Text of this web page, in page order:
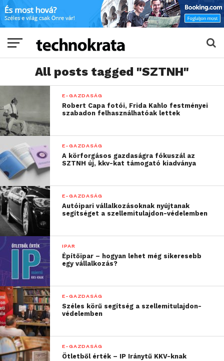
All posts tagged "SZTNH"
E-GAZDASÁG
Robert Capa fotói, Frida Kahlo festményei
szabadon felhasználhatóak lettek
E-GAZDASÁG
A körforgásos gazdaságra fókuszál az
SZTNH új, kkv-kat támogató kiadványa
E-GAZDASÁG
Autóipari vállalkozásoknak nyújtanak
segítséget a szellemitulajdon-védelemben
IPAR
Építőipar – hogyan lehet még sikeresebb
egy vállalkozás?
E-GAZDASÁG
Széles körű segítség a szellemitulajdon-
védelemben
E-GAZDASÁG
Ötletből érték – IP Iránytű KKV-knak